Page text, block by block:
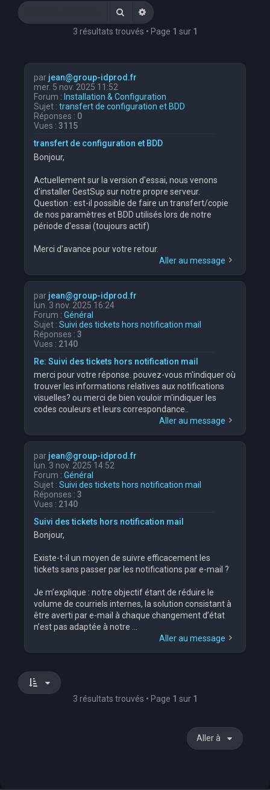
RechercherRecherche avancée
3 résultats trouvés • Page 1 sur 1
par jean@group-idprod.fr
mer. 5 nov. 2025 11:52
Forum : Installation & Configuration
Sujet : transfert de configuration et BDD
Réponses : 0
Vues : 3115
transfert de configuration et BDD
Bonjour,
Actuellement sur la version d'essai, nous venons
d'installer GestSup sur notre propre serveur.
Question : est-il possible de faire un transfert/copie
de nos paramètres et BDD utilisés lors de notre
période d'essai (toujours actif)
Merci d'avance pour votre retour.
Aller au message
par jean@group-idprod.fr
lun. 3 nov. 2025 16:24
Forum : Général
Sujet : Suivi des tickets hors notification mail
Réponses : 3
Vues : 2140
Re: Suivi des tickets hors notification mail
merci pour votre réponse. pouvez-vous m'indiquer où
trouver les informations relatives aux notifications
visuelles? ou merci de bien vouloir m'indiquer les
codes couleurs et leurs correspondance..
Aller au message
par jean@group-idprod.fr
lun. 3 nov. 2025 14:52
Forum : Général
Sujet : Suivi des tickets hors notification mail
Réponses : 3
Vues : 2140
Suivi des tickets hors notification mail
Bonjour,
Existe-t-il un moyen de suivre efficacement les
tickets sans passer par les notifications par e-mail ?
Je m’explique : notre objectif étant de réduire le
volume de courriels internes, la solution consistant à
être averti par e-mail à chaque changement d’état
n’est pas adaptée à notre ...
Aller au message
3 résultats trouvés • Page 1 sur 1
Aller à